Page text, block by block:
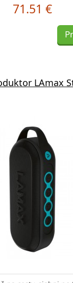
71.51 €
LAmax